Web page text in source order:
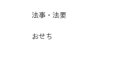
法事・法要
おせち